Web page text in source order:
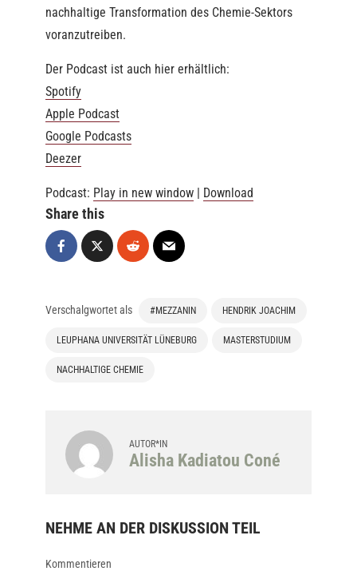
nachhaltige Transformation des Chemie-Sektors
voranzutreiben.
Der Podcast ist auch hier erhältlich:
Spotify
Apple Podcast
Google Podcasts
Deezer
Podcast: Play in new window | Download
Share this
Verschalgwortet als #MEZZANIN HENDRIK JOACHIM
LEUPHANA UNIVERSITÄT LÜNEBURG MASTERSTUDIUM
NACHHALTIGE CHEMIE
AUTOR*IN
Alisha Kadiatou Coné
NEHME AN DER DISKUSSION TEIL
Kommentieren